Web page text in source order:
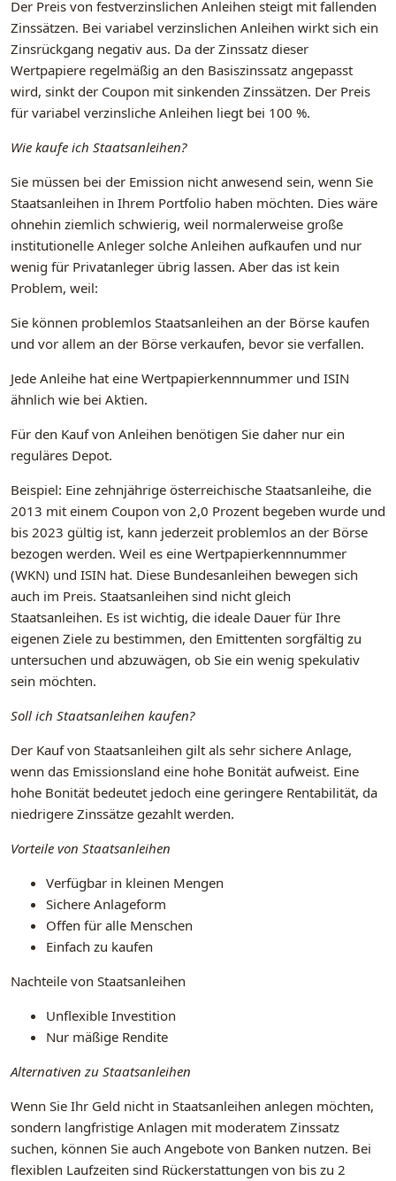
Der Preis von festverzinslichen Anleihen steigt mit fallenden
Zinssätzen. Bei variabel verzinslichen Anleihen wirkt sich ein
Zinsrückgang negativ aus. Da der Zinssatz dieser
Wertpapiere regelmäßig an den Basiszinssatz angepasst
wird, sinkt der Coupon mit sinkenden Zinssätzen. Der Preis
für variabel verzinsliche Anleihen liegt bei 100 %.
Wie kaufe ich Staatsanleihen?
Sie müssen bei der Emission nicht anwesend sein, wenn Sie
Staatsanleihen in Ihrem Portfolio haben möchten. Dies wäre
ohnehin ziemlich schwierig, weil normalerweise große
institutionelle Anleger solche Anleihen aufkaufen und nur
wenig für Privatanleger übrig lassen. Aber das ist kein
Problem, weil:
Sie können problemlos Staatsanleihen an der Börse kaufen
und vor allem an der Börse verkaufen, bevor sie verfallen.
Jede Anleihe hat eine Wertpapierkennnummer und ISIN
ähnlich wie bei Aktien.
Für den Kauf von Anleihen benötigen Sie daher nur ein
reguläres Depot.
Beispiel: Eine zehnjährige österreichische Staatsanleihe, die
2013 mit einem Coupon von 2,0 Prozent begeben wurde und
bis 2023 gültig ist, kann jederzeit problemlos an der Börse
bezogen werden. Weil es eine Wertpapierkennnummer
(WKN) und ISIN hat. Diese Bundesanleihen bewegen sich
auch im Preis. Staatsanleihen sind nicht gleich
Staatsanleihen. Es ist wichtig, die ideale Dauer für Ihre
eigenen Ziele zu bestimmen, den Emittenten sorgfältig zu
untersuchen und abzuwägen, ob Sie ein wenig spekulativ
sein möchten.
Soll ich Staatsanleihen kaufen?
Der Kauf von Staatsanleihen gilt als sehr sichere Anlage,
wenn das Emissionsland eine hohe Bonität aufweist. Eine
hohe Bonität bedeutet jedoch eine geringere Rentabilität, da
niedrigere Zinssätze gezahlt werden.
Vorteile von Staatsanleihen
Verfügbar in kleinen Mengen
Sichere Anlageform
Offen für alle Menschen
Einfach zu kaufen
Nachteile von Staatsanleihen
Unflexible Investition
Nur mäßige Rendite
Alternativen zu Staatsanleihen
Wenn Sie Ihr Geld nicht in Staatsanleihen anlegen möchten,
sondern langfristige Anlagen mit moderatem Zinssatz
suchen, können Sie auch Angebote von Banken nutzen. Bei
flexiblen Laufzeiten sind Rückerstattungen von bis zu 2